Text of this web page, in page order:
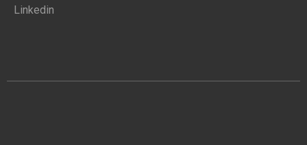
Linkedin